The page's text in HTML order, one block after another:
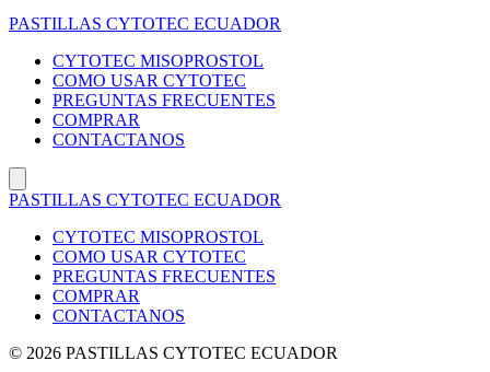
Saltar
al
contenido
PASTILLAS CYTOTEC ECUADOR
CYTOTEC MISOPROSTOL
COMO USAR CYTOTEC
PREGUNTAS FRECUENTES
COMPRAR
CONTACTANOS
PASTILLAS CYTOTEC ECUADOR
CYTOTEC MISOPROSTOL
COMO USAR CYTOTEC
PREGUNTAS FRECUENTES
COMPRAR
CONTACTANOS
© 2026 PASTILLAS CYTOTEC ECUADOR